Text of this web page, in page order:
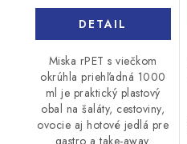
DETAIL
Miska rPET s viečkom
okrúhla priehľadná 1000
ml je praktický plastový
obal na šaláty, cestoviny,
ovocie aj hotové jedlá pre